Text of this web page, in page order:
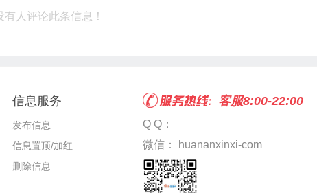
有人评论此条信息！
信息服务
发布信息
信息置顶/加红
删除信息
客服8:00-22:00
Q Q：
微信： huananxinxi-com